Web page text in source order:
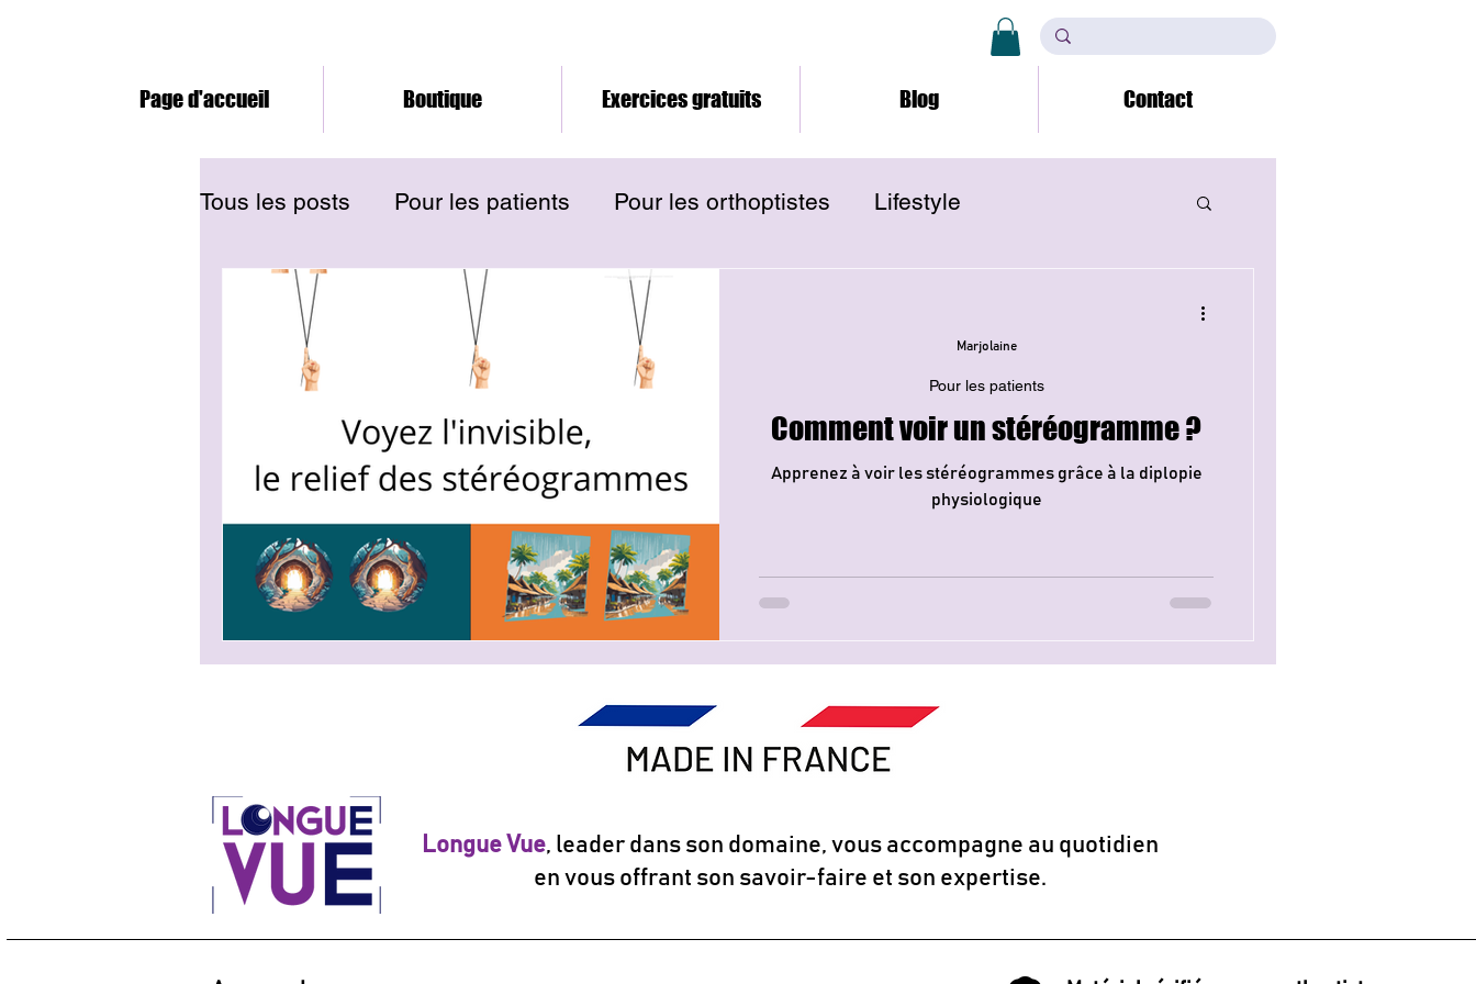
Page d'accueil Boutique Exercices gratuits Blog Contact
Tous les posts Pour les patients Pour les orthoptistes Lifestyle
Comment voir un stéréogramme ?
Apprenez à voir les stéréogrammes grâce à la diplopie
physiologique
Pour les patients
Marjolaine
Longue Vue, leader dans son domaine, vous accompagne au quotidien
en vous offrant son savoir-faire et son expertise.